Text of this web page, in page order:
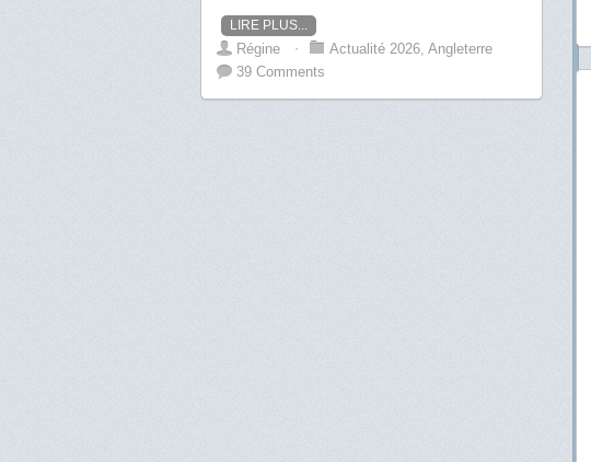
LIRE PLUS...
Régine ⋅ Actualité 2026, Angleterre
39 Comments